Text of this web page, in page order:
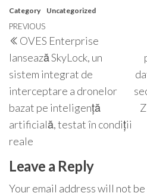
Category Uncategorized
Post
navigation
Previous
Post
PREVIOUS
OVES Enterprise
lansează SkyLock, un
sistem integrat de
interceptare a dronelor
bazat pe inteligență
artificială, testat în condiții
reale
Leave a Reply
Your email address will not